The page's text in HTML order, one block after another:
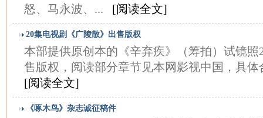
怒、马永波、... [阅读全文]
20集电视剧《广陵散》出售版权
本部提供原创本的《辛弃疾》（筹拍）试镜照
售版权，阅读部分章节见本网影视中国，具
[阅读全文]
《啄木鸟》杂志诚征稿件